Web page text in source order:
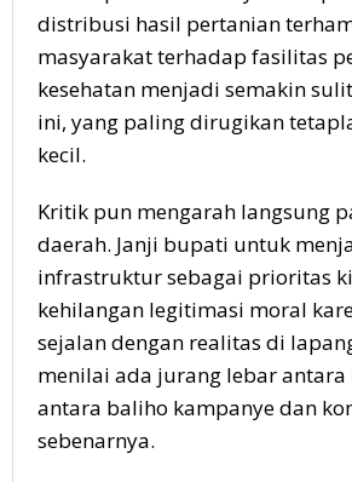
distribusi hasil pertanian
masyarakat terhadap fasilitas
kesehatan menjadi semakin
ini, yang paling dirugikan
kecil.
Kritik pun mengarah langsung
daerah. Janji bupati untuk
infrastruktur sebagai prioritas
kehilangan legitimasi moral
sejalan dengan realitas di
menilai ada jurang lebar antara
antara baliho kampanye dan
sebenarnya.